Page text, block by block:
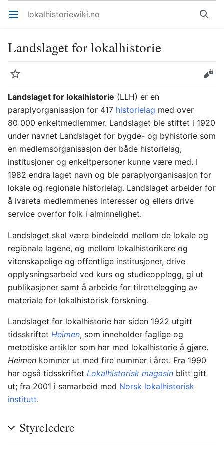
Åpne hovedmenyen lokalhistoriewiki.no Søk
Landslaget for lokalhistorie
Overvåk
Rediger
Landslaget for lokalhistorie (LLH) er en
paraplyorganisasjon for 417 historielag med over
80 000 enkeltmedlemmer. Landslaget ble stiftet i 1920
under navnet Landslaget for bygde- og byhistorie som
en medlemsorganisasjon der både historielag,
institusjoner og enkeltpersoner kunne være med. I
1982 endra laget navn og ble paraplyorganisasjon for
lokale og regionale historielag. Landslaget arbeider for
å ivareta medlemmenes interesser og ellers drive
service overfor folk i alminnelighet.
Landslaget skal være bindeledd mellom de lokale og
regionale lagene, og mellom lokalhistorikere og
vitenskapelige og offentlige institusjoner, drive
opplysningsarbeid ved kurs og studieopplegg, gi ut
publikasjoner samt å arbeide for tilrettelegging av
materiale for lokalhistorisk forskning.
Landslaget for lokalhistorie har siden 1922 utgitt
tidsskriftet Heimen, som inneholder faglige og
metodiske artikler som har med lokalhistorie å gjøre.
Heimen kommer ut med fire nummer i året. Fra 1990
har også tidsskriftet Lokalhistorisk magasin blitt gitt
ut; fra 2001 i samarbeid med Norsk lokalhistorisk
institutt.
Styreledere